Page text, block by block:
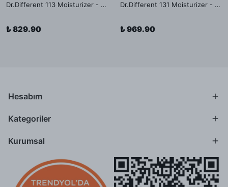
Dr.Different 113 Moisturizer - Yağlı ve Hassas Cilt Tipleri İçin Yağ Asidi İçerikli Nemlendirici Krem
₺ 829.90
Dr.Different 131 Moisturizer - Yaşlanma ve Kırışıklık Karşıtı Kolesterol İçerikli Nemlendirici Krem
₺ 969.90
Hesabım
Kategoriler
Kurumsal